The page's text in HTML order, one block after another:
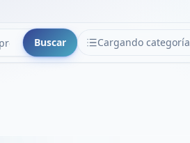
Buscar Cargando
CATEGORÍAS